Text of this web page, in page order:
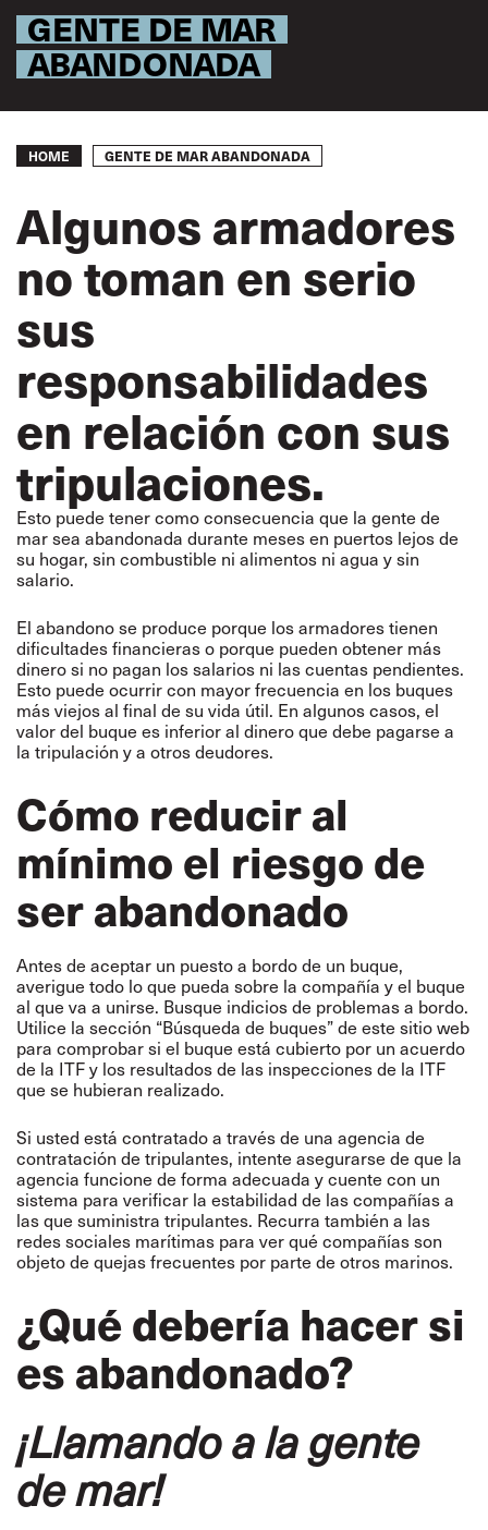
GENTE DE MAR
ABANDONADA
Breadcrumb
HOME GENTE DE MAR ABANDONADA
Algunos armadores
no toman en serio
sus
responsabilidades
en relación con sus
tripulaciones.
Esto puede tener como consecuencia que la gente de
mar sea abandonada durante meses en puertos lejos de
su hogar, sin combustible ni alimentos ni agua y sin
salario.
El abandono se produce porque los armadores tienen
dificultades financieras o porque pueden obtener más
dinero si no pagan los salarios ni las cuentas pendientes.
Esto puede ocurrir con mayor frecuencia en los buques
más viejos al final de su vida útil. En algunos casos, el
valor del buque es inferior al dinero que debe pagarse a
la tripulación y a otros deudores.
Cómo reducir al
mínimo el riesgo de
ser abandonado
Antes de aceptar un puesto a bordo de un buque,
averigue todo lo que pueda sobre la compañía y el buque
al que va a unirse. Busque indicios de problemas a bordo.
Utilice la sección “Búsqueda de buques” de este sitio web
para comprobar si el buque está cubierto por un acuerdo
de la ITF y los resultados de las inspecciones de la ITF
que se hubieran realizado.
Si usted está contratado a través de una agencia de
contratación de tripulantes, intente asegurarse de que la
agencia funcione de forma adecuada y cuente con un
sistema para verificar la estabilidad de las compañías a
las que suministra tripulantes. Recurra también a las
redes sociales marítimas para ver qué compañías son
objeto de quejas frecuentes por parte de otros marinos.
¿Qué debería hacer si
es abandonado?
¡Llamando a la gente
de mar!